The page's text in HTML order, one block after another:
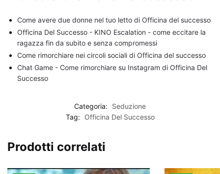
Come avere due donne nel tuo letto di Officina del successo
Officina Del Successo - KINO Escalation - come eccitare la
ragazza fin da subito e senza compromessi
Come rimorchiare nei circoli sociali di Officina del successo
Chat Game - Come rimorchiare su Instagram di Officina Del
Successo
Categoria:
Seduzione
Tag:
Officina Del Successo
Prodotti correlati